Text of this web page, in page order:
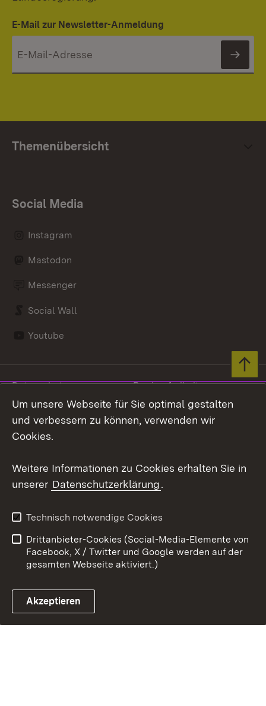
E-Mail zur Newsletter-Anmeldung
Themenübersicht
Social Media
Instagram
Mastodon
Messenger
Social Wall
Youtube
Link zum Landesportal
Datenschutz
Barrierefreiheit
Kontakt
Impressum
Cookies
Um unsere Webseite für Sie optimal gestalten
und verbessern zu können, verwenden wir
Cookies.
Weitere Informationen zu Cookies erhalten Sie in
unserer Datenschutzerklärung.
Technisch notwendige Cookies
Drittanbieter-Cookies (Social-Media-Elemente von
Facebook, X / Twitter und Google werden auf der
gesamten Webseite aktiviert.)
Akzeptieren